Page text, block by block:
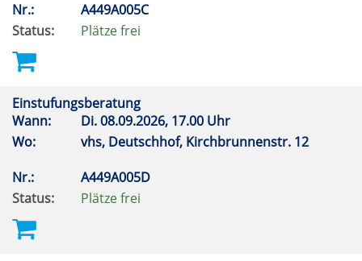
Nr.:
A449A005C
Status:
Plätze frei
Einstufungsberatung
Wann:
Di.08.09.2026, 17.00 Uhr
Wo:
vhs, Deutschhof, Kirchbrunnenstr. 12
Nr.:
A449A005D
Status:
Plätze frei